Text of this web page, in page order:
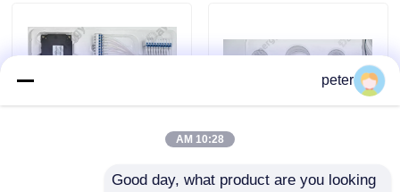
أخبار
اطلب اقتباس
40CH G652D 0 ~ المكونات السلبية للألياف
peter
10:28 AM
Good day, what product are you looking